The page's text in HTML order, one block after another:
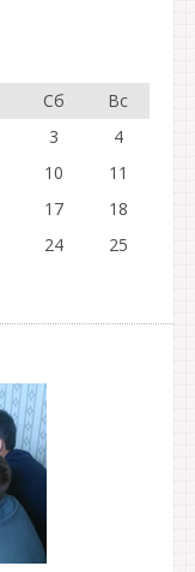
Сб
Вс
3
4
10
11
17
18
24
25